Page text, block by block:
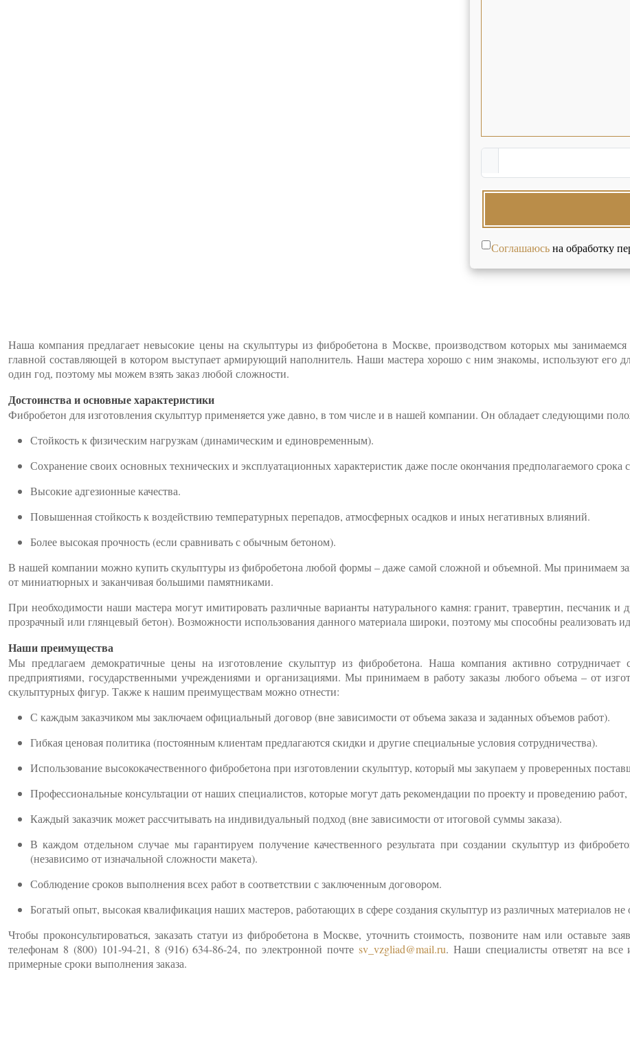
Соглашаюсьна обработку
Наша компания предлагает невысокие цены на скульптуры из фибробетона в Москве, производством которых мы занимаемся
главной составляющей в котором выступает армирующий наполнитель. Наши мастера хорошо с ним знакомы, используют его
один год, поэтому мы можем взять заказ любой сложности.
Достоинства и основные характеристики
Фибробетон для изготовления скульптур применяется уже давно, в том числе и в нашей компании. Он обладает следующими
Стойкость к физическим нагрузкам (динамическим и единовременным).
Сохранение своих основных технических и эксплуатационных характеристик даже после окончания предполагаемого срока
Высокие адгезионные качества.
Повышенная стойкость к воздействию температурных перепадов, атмосферных осадков и иных негативных влияний.
Более высокая прочность (если сравнивать с обычным бетоном).
В нашей компании можно купить скульптуры из фибробетона любой формы – даже самой сложной и объемной. Мы принимаем
от миниатюрных и заканчивая большими памятниками.
При необходимости наши мастера могут имитировать различные варианты натурального камня: гранит, травертин, песчаник и
прозрачный или глянцевый бетон). Возможности использования данного материала широки, поэтому мы способны реализовать
Наши преимущества
Мы предлагаем демократичные цены на изготовление скульптур из фибробетона. Наша компания активно
предприятиями, государственными учреждениями и организациями. Мы принимаем в работу заказы любого объема – от
скульптурных фигур. Также к нашим преимуществам можно отнести:
С каждым заказчиком мы заключаем официальный договор (вне зависимости от объема заказа и заданных объемов работ).
Гибкая ценовая политика (постоянным клиентам предлагаются скидки и другие специальные условия сотрудничества).
Использование высококачественного фибробетона при изготовлении скульптур, который мы закупаем у проверенных
Профессиональные консультации от наших специалистов, которые могут дать рекомендации по проекту и проведению
Каждый заказчик может рассчитывать на индивидуальный подход (вне зависимости от итоговой суммы заказа).
В каждом отдельном случае мы гарантируем получение качественного результата при создании скульптур из
(независимо от изначальной сложности макета).
Соблюдение сроков выполнения всех работ в соответствии с заключенным договором.
Богатый опыт, высокая квалификация наших мастеров, работающих в сфере создания скульптур из различных материалов не
Чтобы проконсультироваться, заказать статуи из фибробетона в Москве, уточнить стоимость, позвоните нам или оставьте
телефонам 8 (800) 101-94-21, 8 (916) 634-86-24, по электронной почтеsv_vzgliad@mail.ru. Наши специалисты ответят на все
примерные сроки выполнения заказа.